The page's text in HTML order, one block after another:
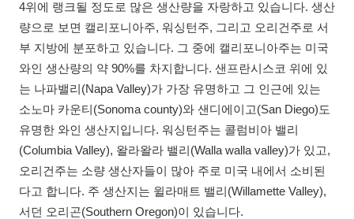
4위에 랭크될 정도로 많은 생산량을 자랑하고 있습니다. 생산
량으로 보면 캘리포니아주, 워싱턴주, 그리고 오리건주로 서
부 지방에 분포하고 있습니다. 그 중에 캘리포니아주는 미국
와인 생산량의 약 90%를 차지합니다. 샌프란시스코 위에 있
는 나파밸리(Napa Valley)가 가장 유명하고 그 인근에 있는
소노마 카운티(Sonoma county)와 샌디에이고(San Diego)도
유명한 와인 생산지입니다. 워싱턴주는 콜럼비아 밸리
(Columbia Valley), 왈라왈라 밸리(Walla walla valley)가 있고,
오리건주는 소량 생산자들이 많아 주로 미국 내에서 소비된
다고 합니다. 주 생산지는 윌라매트 밸리(Willamette Valley),
서던 오리곤(Southern Oregon)이 있습니다.